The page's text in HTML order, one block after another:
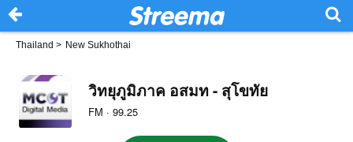
Thailand > New Sukhothai
วิทยุภูมิภาค อสมท - สุโขทัย
FM · 99.25